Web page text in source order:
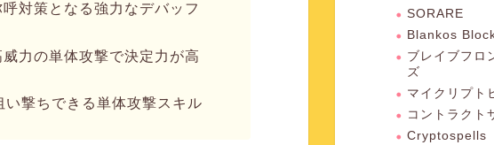
対策となる強力なデバッフ
力の単体攻撃で決定力が高
撃ちできる単体攻撃スキル
SORARE
Blankos
ブレイブフロ
ズ
マイクリプト
コントラクト
Cryptospells